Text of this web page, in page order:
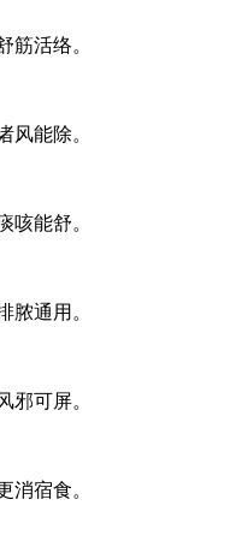
筋活络。
风能除。
咳能舒。
脓通用。
邪可屏。
消宿食。